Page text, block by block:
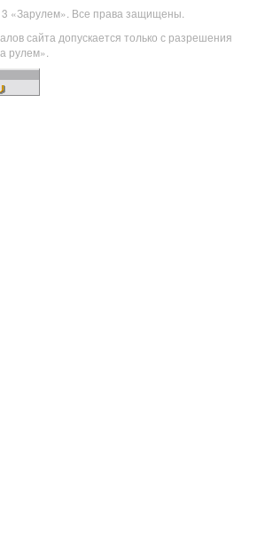
«Зарулем». Все права защищены.
сайта допускается только с разрешения
рулем».